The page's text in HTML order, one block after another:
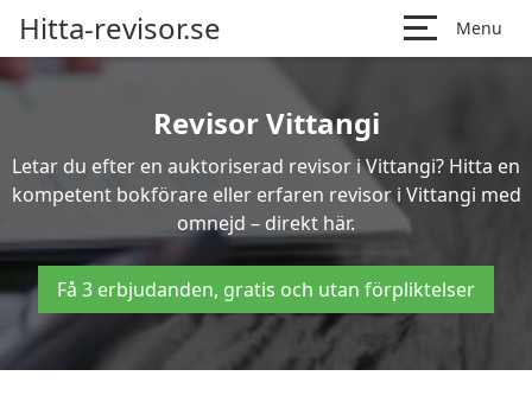
Hitta-revisor.se Menu
Revisor Vittangi
Letar du efter en auktoriserad revisor i Vittangi? Hitta en
kompetent bokförare eller erfaren revisor i Vittangi med
omnejd – direkt här.
Få 3 erbjudanden, gratis och utan förpliktelser